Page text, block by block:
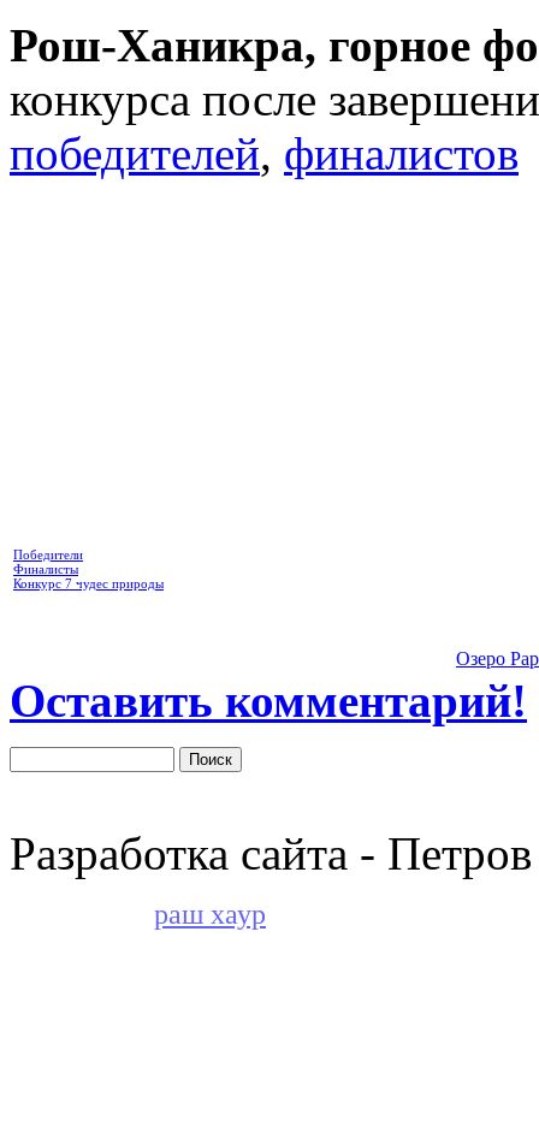
Рош-Ханикра, горное
конкурса после
победителей, финалистов
Победители
Финалисты
Конкурс 7 чудес природы
Озеро
Оставить комментарий!
Разработка сайта -
раш хаур